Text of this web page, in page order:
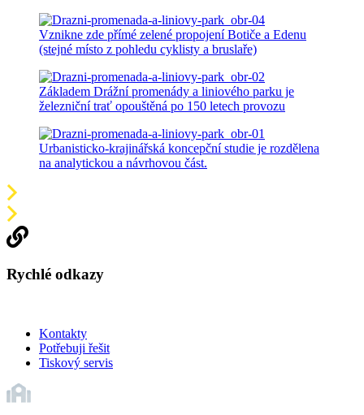
Vznikne zde přímé zelené propojení Botiče a Edenu
(stejné místo z pohledu cyklisty a bruslaře)
Základem Drážní promenády a liniového parku je
železniční trať opouštěná po 150 letech provozu
Urbanisticko-krajinářská koncepční studie je rozdělena
na analytickou a návrhovou část.
Rychlé odkazy
Kontakty
Potřebuji řešit
Tiskový servis